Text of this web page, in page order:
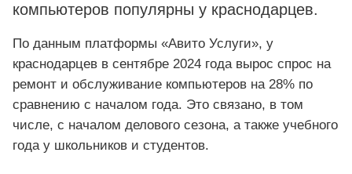
компьютеров популярны у краснодарцев.
По данным платформы «Авито Услуги», у
краснодарцев в сентябре 2024 года вырос спрос на
ремонт и обслуживание компьютеров на 28% по
сравнению с началом года. Это связано, в том
числе, с началом делового сезона, а также учебного
года у школьников и студентов.